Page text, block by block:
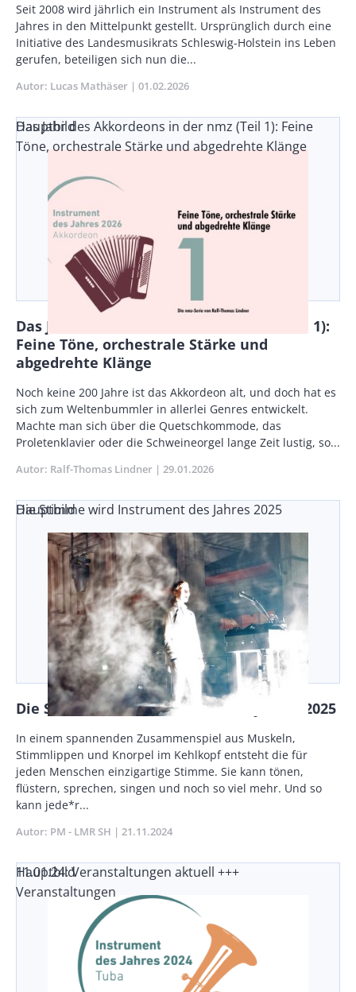
Vorspann
/
Teaser
Seit 2008 wird jährlich ein Instru­ment als Instrument des
Jahres in den Mittelpunkt gestellt. Ur­sprünglich durch eine
Initiative des Landesmusikrats Schleswig-Hol­stein ins Leben
gerufen, beteiligen sich nun die...
Autor Lucas Mathäser Publikationsdatum
01.02.2026
Das Jahr des Akkordeons in der nmz (Teil 1): Feine
Töne, orchestrale Stärke und abgedrehte Klänge
Hauptbild
Das Jahr des Akkordeons in der nmz (Teil 1):
Feine Töne, orchestrale Stärke und
abgedrehte Klänge
Vorspann
/
Teaser
Noch keine 200 Jahre ist das Akkordeon alt, und doch hat es
sich zum Weltenbummler in allerlei Genres entwickelt.
Machte man sich über die Quetschkommode, das
Proletenklavier oder die Schweineorgel lange Zeit lustig, so...
Autor Ralf-Thomas Lindner Publikationsdatum
29.01.2026
Die Stimme wird Instrument des Jahres 2025
Hauptbild
Die Stimme wird Instrument des Jahres 2025
Body
In einem spannenden Zusammenspiel aus Muskeln,
Stimmlippen und Knorpel im Kehlkopf entsteht die für
jeden Menschen einzigartige Stimme. Sie kann tönen,
flüstern, sprechen, singen und noch so viel mehr. Und so
kann jede*r...
Autor PM - LMR SH Publikationsdatum
21.11.2024
11.01.24: Veranstaltungen aktuell +++
Veranstaltungen
Hauptbild